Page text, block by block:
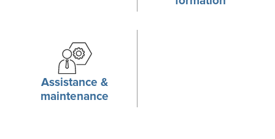
Assistance &
maintenance